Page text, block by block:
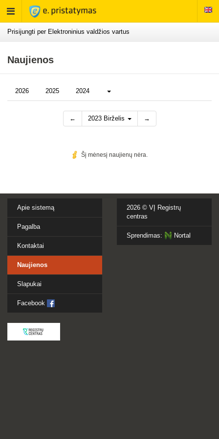
Rodyti
meniu
Prisijungti per Elektroninius valdžios vartus
Naujienos
2026 2025 2024 Daugiau...
← 2023 Birželis →
Šį mėnesį naujienų nėra.
Apie sistemą
Pagalba
Kontaktai
Naujienos
Slapukai
Facebook
2026 © VĮ Registrų
centras
Sprendimas: Nortal